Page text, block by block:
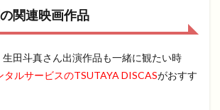
関連映画作品
生田斗真さん出演作品も一緒に観たい時
タルサービスのTSUTAYA DISCASがおすす